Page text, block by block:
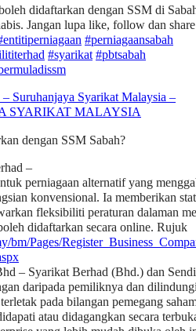
didaftarkan dengan SSM di
Jangan lupa like, follow dan share
#perniagaansabah
#syarikat #pbtsabah
Suruhanjaya Syarikat Malaysia –
SYARIKAT MALAYSIA
dengan SSM Sabah?
–
perniagaan alternatif yang
konvensional. Ia memberikan
fleksibiliti peraturan dalaman
didaftarkan secara online. Rujuk
bm/Pages/
– Syarikat Berhad (Bhd.) dan
daripada pemiliknya dan
pada bilangan pemegang
atau didagangkan secara